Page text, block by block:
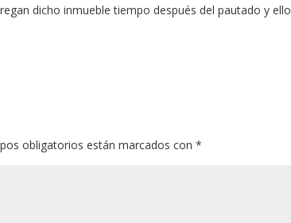
dicho inmueble tiempo después del pautado y ello
obligatorios están marcados con*